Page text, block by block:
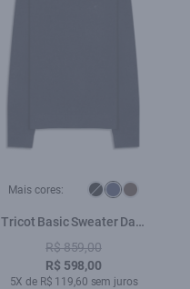
Mais cores:
Tricot Basic Sweater Dark
Navy
R$ 859,00
R$ 598,00
5X de R$ 119,60 sem juros